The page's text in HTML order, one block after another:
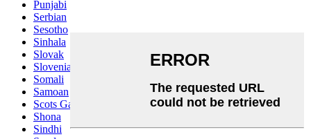
Punjabi
Serbian
Sesotho
Sinhala
Slovak
Slovenian
Somali
Samoan
Scots Gaelic
Shona
Sindhi